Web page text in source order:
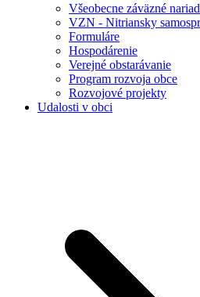
Všeobecne záväzné
VZN - Nitriansky
Formuláre
Hospodárenie
Verejné obstarávanie
Program rozvoja obce
Rozvojové projekty
Udalosti v obci